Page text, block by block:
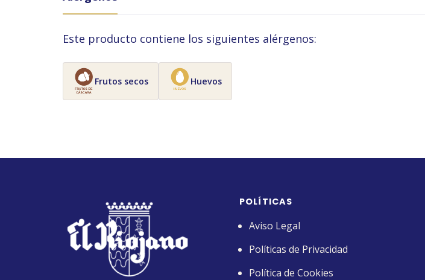
Este producto contiene los siguientes alérgenos:
Frutos secos Huevos
POLÍTICAS
Aviso Legal
Políticas de Privacidad
Política de Cookies